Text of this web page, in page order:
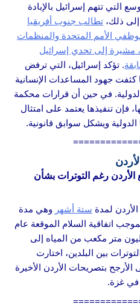
التي تتهم إسرائيل بالإبادة
ذلك، تطالب جنوب أفريقيا
الأمم المتحدة والمنظمات
مشيرة إلى تحدي إسرائيل
. تؤكد إسرائيل، التي ترفض
كثفت جهود المساعدات الإنسانية
في حين أن قرارات محكمة
فإن تنفيذها يعتمد على امتثال
الدولية ويشكل سوابق قانونية.
الأردن رغم التوترات بشأن
لمدة ستة أشهر وهي مدة
اتفاقية السلام الموقعة عام
تنقل إسرائيل سنويا 50 مليون متر مكعب من المياه إلى
بين البلدين، اختارت
الأرجح بتصريحات الأردن الأخيرة
في غزة.